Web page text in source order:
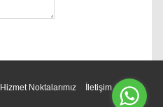
Hizmet Noktalarımız İletişim